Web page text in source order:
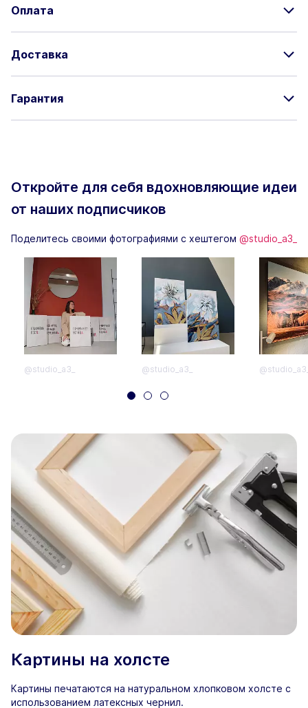
Оплата
Доставка
Гарантия
Откройте для себя вдохновляющие идеи
от наших подписчиков
Поделитесь своими фотографиями с хештегом @studio_a3_
@studio_a3_ @studio_a3_
Картины на холсте
Картины печатаются на натуральном хлопковом холсте с
использованием латексных чернил.